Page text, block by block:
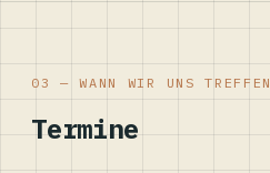
03 — WANN WIR UNS TREFFEN
Termine